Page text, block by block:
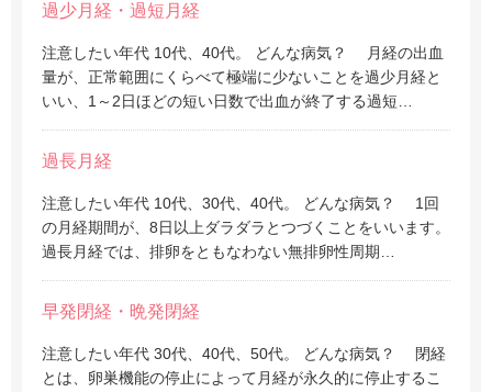
過少月経・過短月経
注意したい年代 10代、40代。 どんな病気？ 月経の出血
量が、正常範囲にくらべて極端に少ないことを過少月経と
いい、1～2日ほどの短い日数で出血が終了する過短…
過長月経
注意したい年代 10代、30代、40代。 どんな病気？ 1回
の月経期間が、8日以上ダラダラとつづくことをいいます。
過長月経では、排卵をともなわない無排卵性周期…
早発閉経・晩発閉経
注意したい年代 30代、40代、50代。 どんな病気？ 閉経
とは、卵巣機能の停止によって月経が永久的に停止するこ